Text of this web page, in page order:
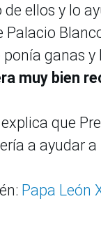
de ellos y lo
Palacio
ponía ganas
muy bien
que
a ayudar
Papa León